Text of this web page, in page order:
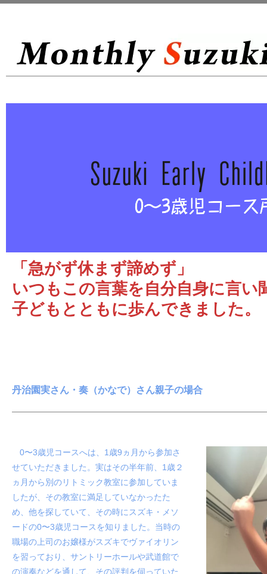
「急がず休まず諦めず」
いつもこの言葉を自分自身に言い
子どもとともに歩んできました。
丹治園実さん ・ 奏（かなで） さん親子の場合
0〜3歳児コースへは、1歳9ヵ月から参加さ
せていただきました。 実はその半年前、1歳２
ヵ月から別のリトミック教室に参加していま
したが、その教室に満足していなかったた
め、他を探していて、その時にスズキ・メソ
ードの0〜3歳児コースを知りました。 当時の
職場の上司のお嬢様がスズキでヴァイオリン
を習っており、サントリーホールや武道館で
の演奏などを通して、その評判を伺っていた